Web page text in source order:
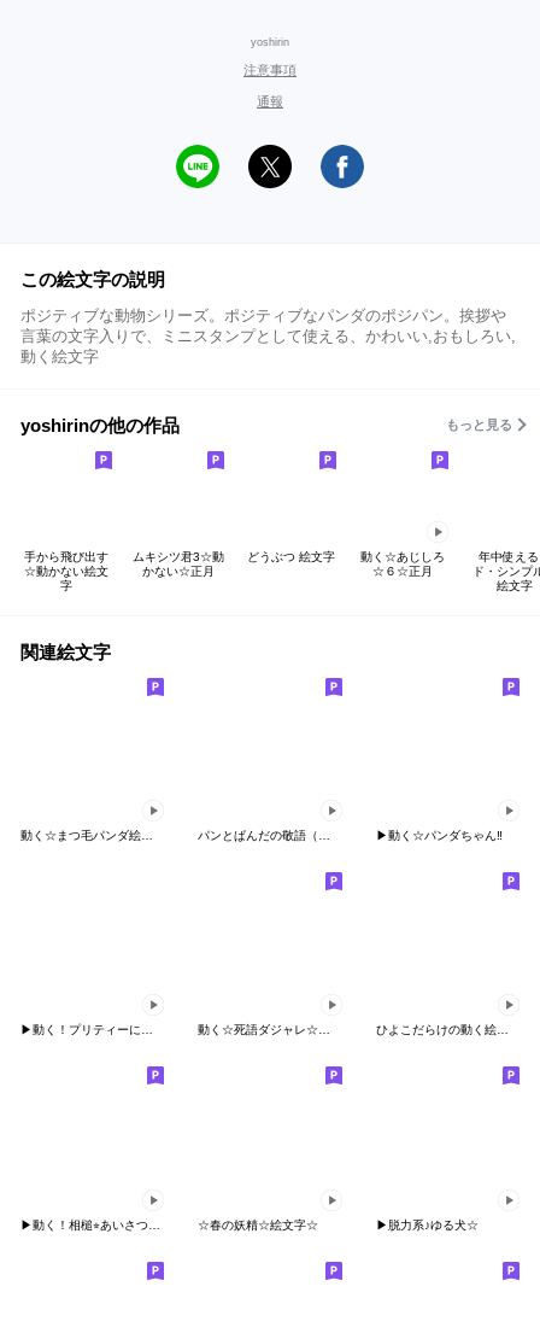
yoshirin
注意事項
通報
この絵文字の説明
ポジティブな動物シリーズ。ポジティブなパンダのポジパン。挨拶や
言葉の文字入りで、ミニスタンプとして使える、かわいい,おもしろい,
動く絵文字
yoshirinの他の作品 もっと見る
手から飛び出す
☆動かない絵文
字
ムキシツ君3☆動
かない☆正月
どうぶつ 絵文字
動く☆あじしろ
☆６☆正月
年中使え
ド・シンプ
絵文字
関連絵文字
▶︎動く☆パンダちゃん‼︎
▶︎動く！プリティーにゃんこ❤️ 動く☆死語ダジャレ☆②修正版 ひよこだらけの動く絵文字⑤
☆春の妖精☆絵文字☆ ▶︎脱力系♪ゆる犬☆